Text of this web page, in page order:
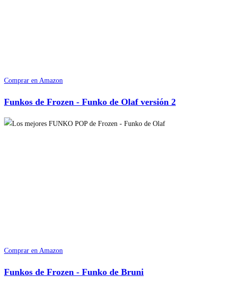
Comprar en Amazon
Funkos de Frozen - Funko de Olaf versión 2
Comprar en Amazon
Funkos de Frozen - Funko de Bruni